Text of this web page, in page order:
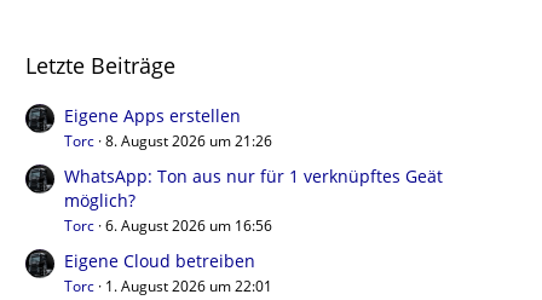
Letzte Beiträge
Eigene Apps erstellen
Torc 8. August 2026 um 21:26
WhatsApp: Ton aus nur für 1 verknüpftes Geät
möglich?
Torc 6. August 2026 um 16:56
Eigene Cloud betreiben
Torc 1. August 2026 um 22:01